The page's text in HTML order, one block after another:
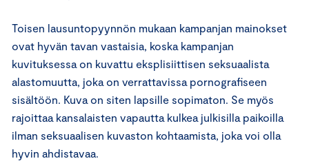
Toisen lausuntopyynnön mukaan kampanjan mainokset
ovat hyvän tavan vastaisia, koska kampanjan
kuvituksessa on kuvattu eksplisiittisen seksuaalista
alastomuutta, joka on verrattavissa pornografiseen
sisältöön. Kuva on siten lapsille sopimaton. Se myös
rajoittaa kansalaisten vapautta kulkea julkisilla paikoilla
ilman seksuaalisen kuvaston kohtaamista, joka voi olla
hyvin ahdistavaa.